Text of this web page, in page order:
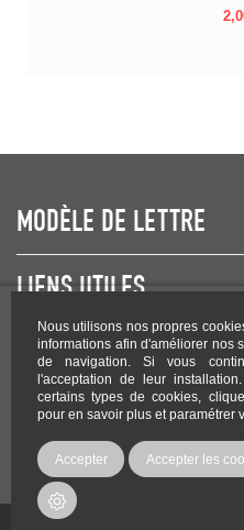
Nous utilisons nos propres
informations afin d'améliorer nos
de navigation. Si vous
l'acceptation de leur
certains types de cookies,
pour en savoir plus et paramétrer
Accepter Accepter les
MODÈLE DE LETTRE
LIENS UTILES
NEWSLETTER